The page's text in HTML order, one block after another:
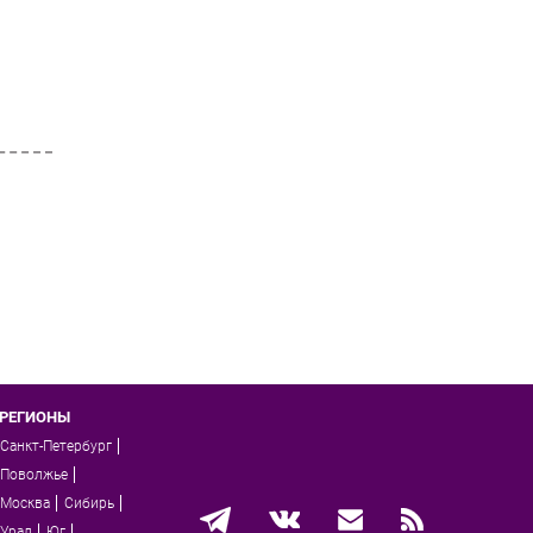
РЕГИОНЫ
Санкт-Петербург
Поволжье
Москва
Сибирь